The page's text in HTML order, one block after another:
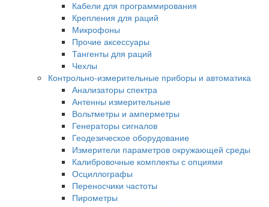
Кабели для программирования
Крепления для раций
Микрофоны
Прочие аксессуары
Тангенты для раций
Чехлы
Контрольно-измерительные приборы и автоматика
Анализаторы спектра
Антенны измерительные
Вольтметры и амперметры
Генераторы сигналов
Геодезическое оборудование
Измерители параметров окружающей среды
Калибровочные комплекты с опциями
Осциллографы
Переносчики частоты
Пирометры